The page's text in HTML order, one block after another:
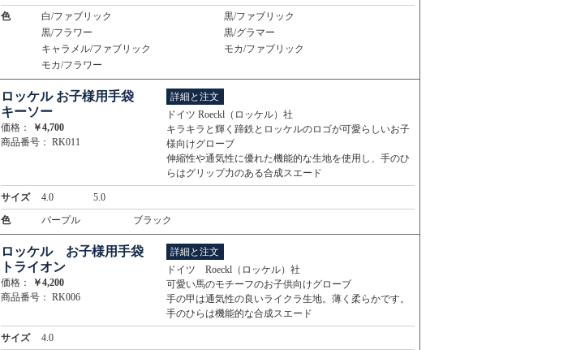
色
白/ファブリック
黒/ファブリック
黒/フラワー
黒/グラマー
キャラメル/ファブリック
モカ/ファブリック
モカ/フラワー
ロッケル お子様用手袋
キーソー
価格：
￥4,700
商品番号： RK011
詳細と注文
ドイツ Roeckl（ロッケル）社
キラキラと輝く蹄鉄とロッケルのロゴが可愛らしいお子
様向けグローブ
伸縮性や通気性に優れた機能的な生地を使用し、手のひ
らはグリップ力のある合成スエード
サイズ 4.0
5.0
色
パープル ブラック
ロッケル お子様用手袋
トライオン
価格：
￥4,200
商品番号： RK006
詳細と注文
ドイツ Roeckl（ロッケル）社
可愛い馬のモチーフのお子供向けグローブ
手の甲は通気性の良いライクラ生地。薄く柔らかです。
手のひらは機能的な合成スエード
サイズ 4.0